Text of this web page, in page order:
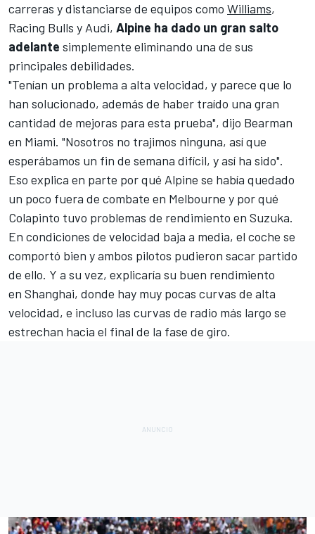
carreras y distanciarse de equipos como Williams,
Racing Bulls y Audi, Alpine ha dado un gran salto
adelante simplemente eliminando una de sus
principales debilidades.
"Tenían un problema a alta velocidad, y parece que lo
han solucionado, además de haber traído una gran
cantidad de mejoras para esta prueba", dijo Bearman
en Miami. "Nosotros no trajimos ninguna, así que
esperábamos un fin de semana difícil, y así ha sido".
Eso explica en parte por qué Alpine se había quedado
un poco fuera de combate en Melbourne y por qué
Colapinto tuvo problemas de rendimiento en Suzuka.
En condiciones de velocidad baja a media, el coche se
comportó bien y ambos pilotos pudieron sacar partido
de ello. Y a su vez, explicaría su buen rendimiento
en Shanghai, donde hay muy pocas curvas de alta
velocidad, e incluso las curvas de radio más largo se
estrechan hacia el final de la fase de giro.